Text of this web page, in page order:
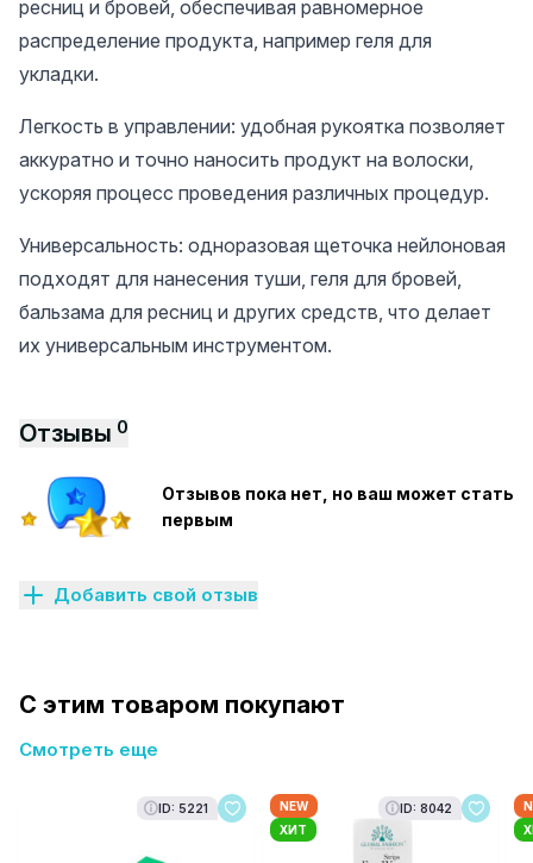
ресниц и бровей, обеспечивая равномерное
распределение продукта, например геля для
укладки.
Легкость в управлении: удобная рукоятка позволяет
аккуратно и точно наносить продукт на волоски,
ускоряя процесс проведения различных процедур.
Универсальность: одноразовая щеточка нейлоновая
подходят для нанесения туши, геля для бровей,
бальзама для ресниц и других средств, что делает
их универсальным инструментом.
Отзывы 0
Отзывов пока нет, но ваш может стать
первым
Добавить свой отзыв
С этим товаром покупают
Смотреть еще
ID: 5221
NEW
ХИТ
ID: 8042